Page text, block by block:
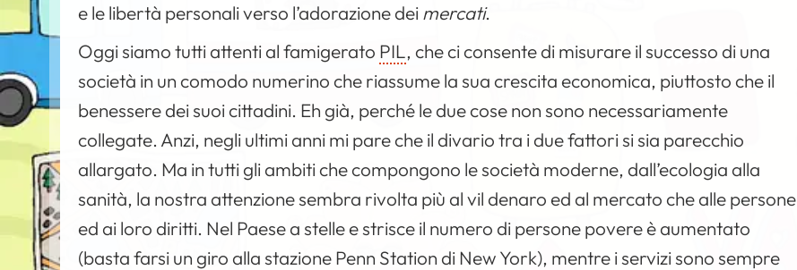
e le libertà personali verso l’adorazione dei mercati.
Oggi siamo tutti attenti al famigerato PIL, che ci consente di misurare il successo di una
società in un comodo numerino che riassume la sua crescita economica, piuttosto che il
benessere dei suoi cittadini. Eh già, perché le due cose non sono necessariamente
collegate. Anzi, negli ultimi anni mi pare che il divario tra i due fattori si sia parecchio
allargato. Ma in tutti gli ambiti che compongono le società moderne, dall’ecologia alla
sanità, la nostra attenzione sembra rivolta più al vil denaro ed al mercato che alle persone
ed ai loro diritti. Nel Paese a stelle e strisce il numero di persone povere è aumentato
(basta farsi un giro alla stazione Penn Station di New York), mentre i servizi sono sempre